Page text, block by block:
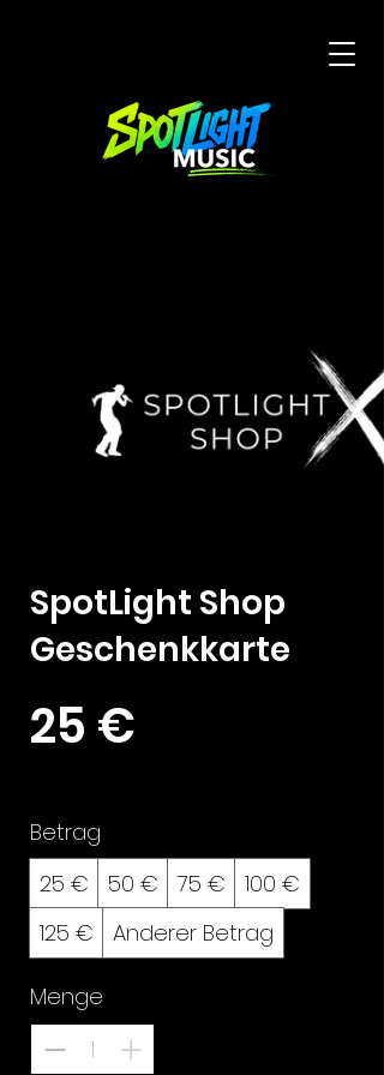
SpotLight Shop
Geschenkkarte
25 €
Betrag
25 €
50 € 75 €
100 €
125 €
Anderer Betrag
Menge